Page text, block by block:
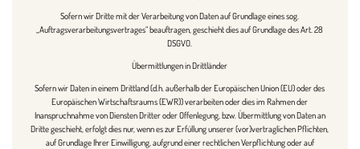
Sofern wir Dritte mit der Verarbeitung von Daten auf Grundlage eines sog.
„Auftragsverarbeitungsvertrages“ beauftragen, geschieht dies auf Grundlage des Art. 28
DSGVO.
Übermittlungen in Drittländer
Sofern wir Daten in einem Drittland (d.h. außerhalb der Europäischen Union (EU) oder des
Europäischen Wirtschaftsraums (EWR)) verarbeiten oder dies im Rahmen der
Inanspruchnahme von Diensten Dritter oder Offenlegung, bzw. Übermittlung von Daten an
Dritte geschieht, erfolgt dies nur, wenn es zur Erfüllung unserer (vor)vertraglichen Pflichten,
auf Grundlage Ihrer Einwilligung, aufgrund einer rechtlichen Verpflichtung oder auf